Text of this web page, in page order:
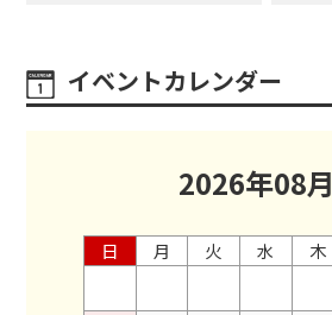
イベントカレンダー
2026年08月
日 月 火 水 木